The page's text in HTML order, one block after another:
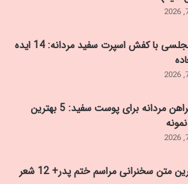
لباس مجلسی با کفش اسپرت سفید مردانه: 14 ایده
رنگ پیراهن مردانه برای پوست سفید: 5 بهترین
24 بهترین متن سخنرانی مراسم ختم پدر+ 12 شعر